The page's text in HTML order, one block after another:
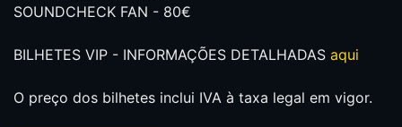
SOUNDCHECK FAN - 80€
BILHETES VIP - INFORMAÇÕES DETALHADAS aqui
O preço dos bilhetes inclui IVA à taxa legal em vigor.